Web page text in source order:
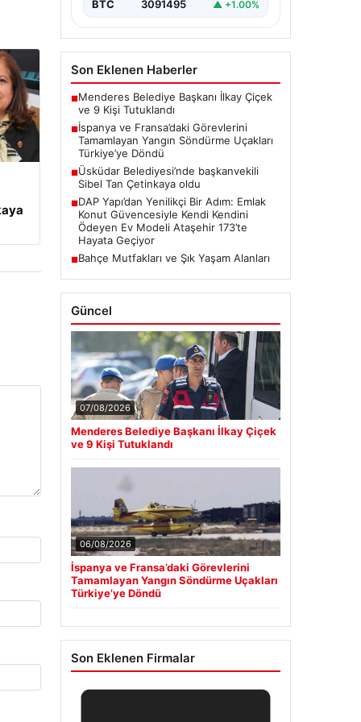
BTC 3091495 ▲ +1.00%
Son Eklenen Haberler
■Menderes Belediye Başkanı İlkay Çiçek
ve 9 Kişi Tutuklandı
■İspanya ve Fransa’daki Görevlerini
Tamamlayan Yangın Söndürme Uçakları
Türkiye’ye Döndü
■Üsküdar Belediyesi’nde başkanvekili
Sibel Tan Çetinkaya oldu
■DAP Yapı’dan Yenilikçi Bir Adım: Emlak
Konut Güvencesiyle Kendi Kendini
Ödeyen Ev Modeli Ataşehir 173’te
Hayata Geçiyor
■Bahçe Mutfakları ve Şık Yaşam Alanları
Güncel
07/08/2026
Menderes Belediye Başkanı İlkay Çiçek
ve 9 Kişi Tutuklandı
06/08/2026
İspanya ve Fransa’daki Görevlerini
Tamamlayan Yangın Söndürme Uçakları
Türkiye’ye Döndü
Son Eklenen Firmalar